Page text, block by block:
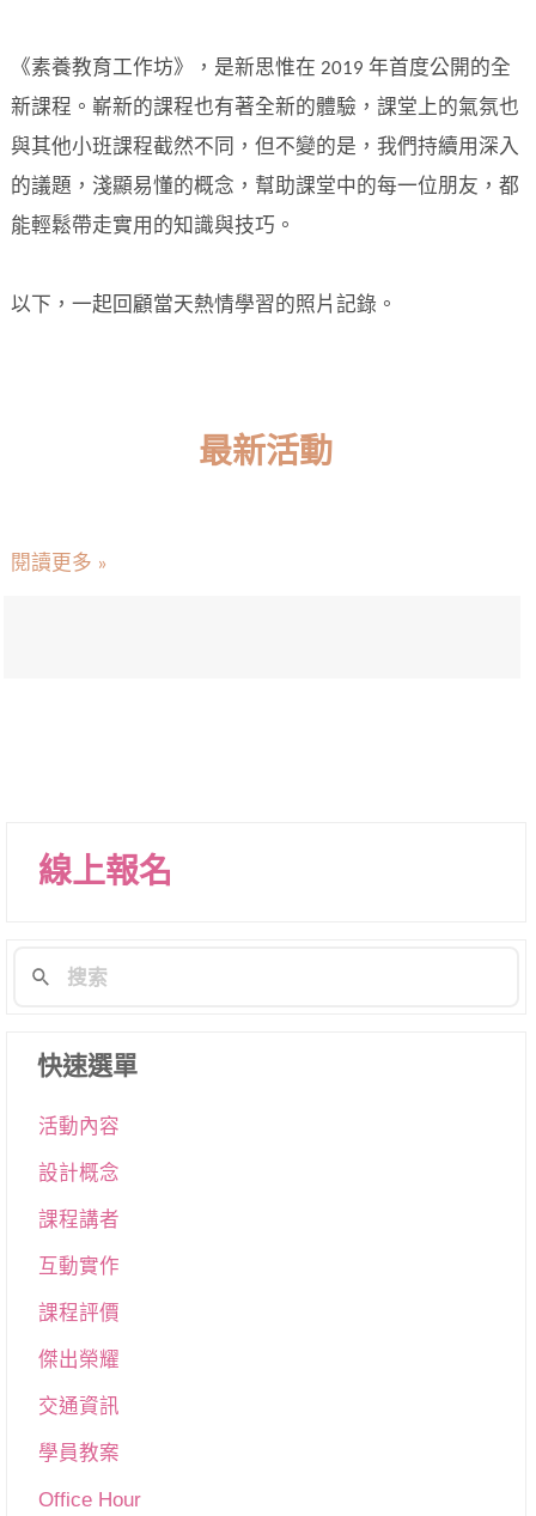
《素養教育工作坊》，是新思惟在 2019 年首度公開的全
新課程。嶄新的課程也有著全新的體驗，課堂上的氣氛也
與其他小班課程截然不同，但不變的是，我們持續用深入
的議題，淺顯易懂的概念，幫助課堂中的每一位朋友，都
能輕鬆帶走實用的知識與技巧。
以下，一起回顧當天熱情學習的照片記錄。
最新活動
閱讀更多 »
線上報名
快速選單
活動內容
設計概念
課程講者
互動實作
課程評價
傑出榮耀
交通資訊
學員教案
Office Hour